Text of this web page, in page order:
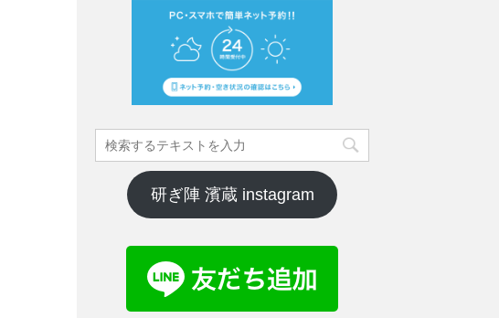
研ぎ陣 濱蔵 instagram